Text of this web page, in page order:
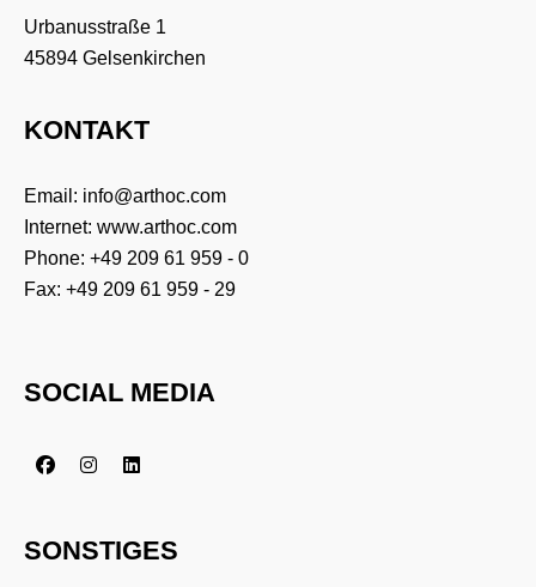
Urbanusstraße 1
45894 Gelsenkirchen
KONTAKT
Email: info@arthoc.com
Internet: www.arthoc.com
Phone: +49 209 61 959 - 0
Fax: +49 209 61 959 - 29
SOCIAL MEDIA
SONSTIGES